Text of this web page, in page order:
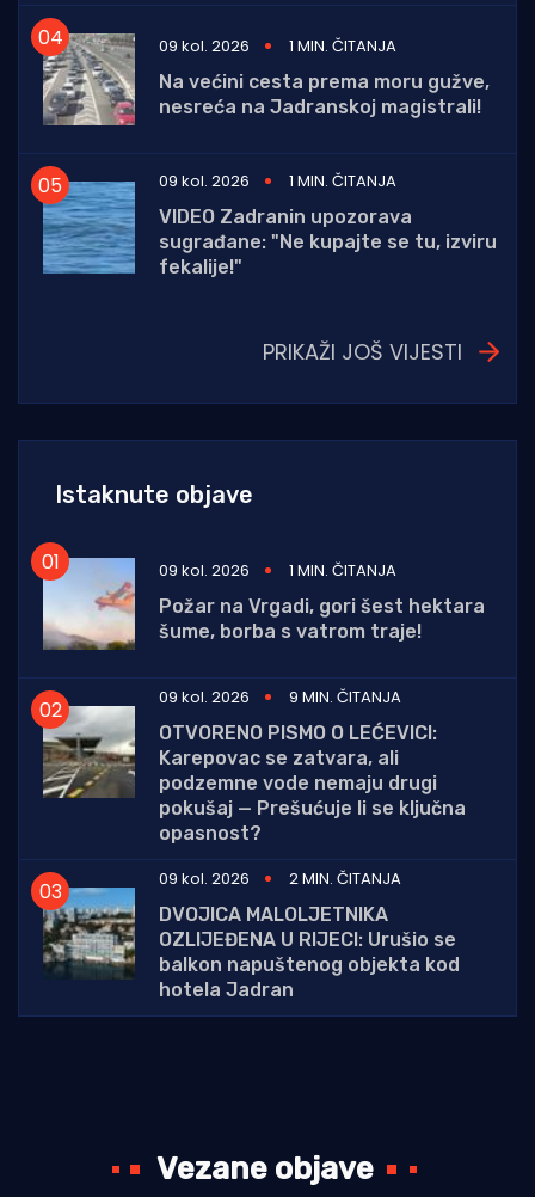
09 kol. 2026
1 MIN. ČITANJA
Na većini cesta prema moru gužve,
nesreća na Jadranskoj magistrali!
09 kol. 2026
1 MIN. ČITANJA
VIDEO Zadranin upozorava
sugrađane: "Ne kupajte se tu, izviru
fekalije!"
PRIKAŽI JOŠ VIJESTI
Istaknute objave
09 kol. 2026
1 MIN. ČITANJA
Požar na Vrgadi, gori šest hektara
šume, borba s vatrom traje!
09 kol. 2026
9 MIN. ČITANJA
OTVORENO PISMO O LEĆEVICI:
Karepovac se zatvara, ali
podzemne vode nemaju drugi
pokušaj — Prešućuje li se ključna
opasnost?
09 kol. 2026
2 MIN. ČITANJA
DVOJICA MALOLJETNIKA
OZLIJEĐENA U RIJECI: Urušio se
balkon napuštenog objekta kod
hotela Jadran
Vezane objave